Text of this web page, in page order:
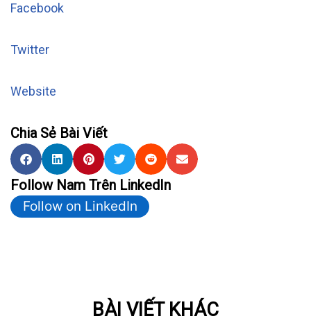
Facebook
Twitter
Website
Chia Sẻ Bài Viết
Follow Nam Trên LinkedIn
Follow on LinkedIn
BÀI VIẾT KHÁC